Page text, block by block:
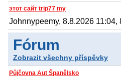
этот сайт trip77 my
Johnnypeemy, 8.8.2026 11:04,
Fórum
Zobrazit všechny příspěvky
Půjčovna Aut Španělsko